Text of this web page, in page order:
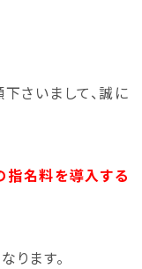
さいまして、誠に
指名料を導入する
ります。